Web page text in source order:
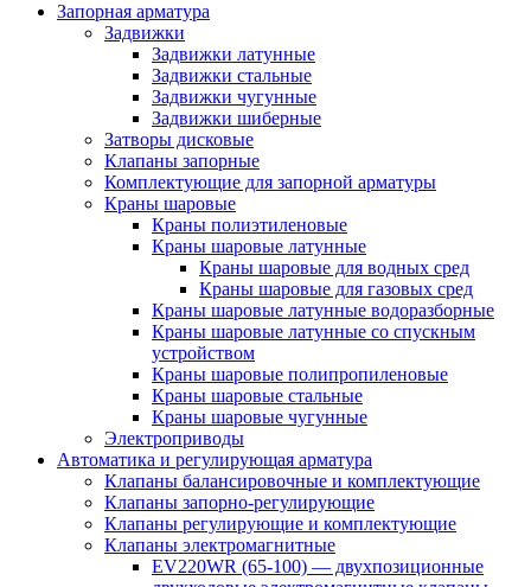
Запорная арматура
Задвижки
Задвижки латунные
Задвижки стальные
Задвижки чугунные
Задвижки шиберные
Затворы дисковые
Клапаны запорные
Комплектующие для запорной арматуры
Краны шаровые
Краны полиэтиленовые
Краны шаровые латунные
Краны шаровые для водных сред
Краны шаровые для газовых сред
Краны шаровые латунные водоразборные
Краны шаровые латунные со спускным
устройством
Краны шаровые полипропиленовые
Краны шаровые стальные
Краны шаровые чугунные
Электроприводы
Автоматика и регулирующая арматура
Клапаны балансировочные и комплектующие
Клапаны запорно-регулирующие
Клапаны регулирующие и комплектующие
Клапаны электромагнитные
EV220WR (65-100) — двухпозиционные